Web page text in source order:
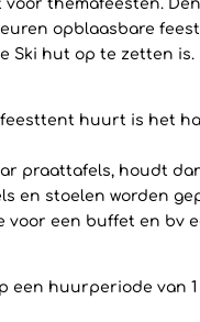
themafeesten.
opblaasbare
Ski hut op te zetten is.
huurt is het
praattafels, houdt
en stoelen worden
voor een buffet en bv
een huurperiode van